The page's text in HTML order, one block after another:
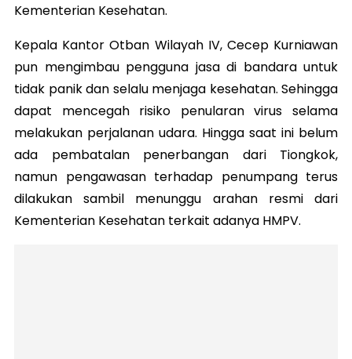
Kementerian Kesehatan.
Kepala Kantor Otban Wilayah IV, Cecep Kurniawan
pun mengimbau pengguna jasa di bandara untuk
tidak panik dan selalu menjaga kesehatan. Sehingga
dapat mencegah risiko penularan virus selama
melakukan perjalanan udara. Hingga saat ini belum
ada pembatalan penerbangan dari Tiongkok,
namun pengawasan terhadap penumpang terus
dilakukan sambil menunggu arahan resmi dari
Kementerian Kesehatan terkait adanya HMPV.